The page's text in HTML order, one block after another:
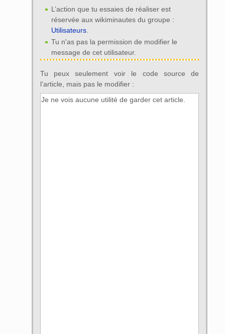
L’action que tu essaies de réaliser est
réservée aux wikiminautes du groupe :
Utilisateurs
Tu n'as pas la permission de modifier le
message de cet utilisateur.
Tu peux seulement voir le code source de
l’article, mais pas le modifier :